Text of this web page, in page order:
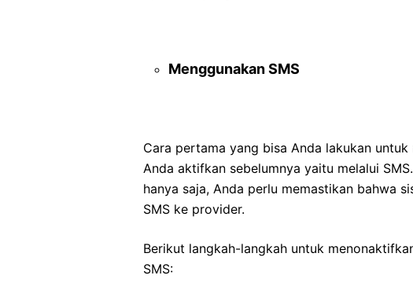
Menggunakan SMS
Cara pertama yang bisa Anda lakukan
Anda aktifkan sebelumnya yaitu melalui
hanya saja, Anda perlu memastikan bahwa
SMS ke provider.
Berikut langkah-langkah untuk
SMS: